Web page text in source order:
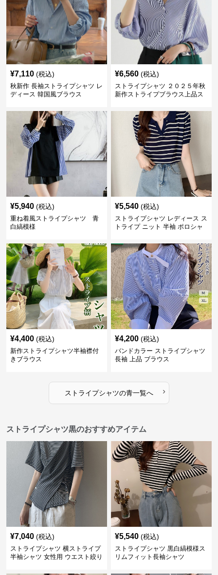
¥7,110 (税込)
秋新作 長袖ストライプシャツ レ
ディース 韓国風ブラウス
¥6,560 (税込)
ストライプシャツ ２０２５年秋
新作ストライプブラウス上品ス
¥5,940 (税込)
重ね着風ストライプシャツ 青
白縞模様
¥5,540 (税込)
ストライプシャツ レディース ス
トライプ ニット 半袖 ポロシャ
¥4,400 (税込)
新作ストライプシャツ半袖襟付
きブラウス
¥4,200 (税込)
バンドカラー ストライプシャツ
長袖 上品 ブラウス
ストライプシャツの青一覧へ ›
ストライプシャツ黒のおすすめアイテム
¥7,040 (税込)
ストライプシャツ 横ストライプ
半袖シャツ 女性用 ウエスト絞り
¥5,540 (税込)
ストライプシャツ 黒白縞模様ス
リムフィット長袖シャツ